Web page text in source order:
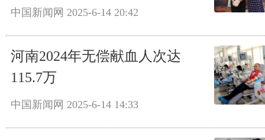
中国新闻网 2025-6-14 20:42
河南2024年无偿献血人次达
115.7万
中国新闻网 2025-6-14 14:33